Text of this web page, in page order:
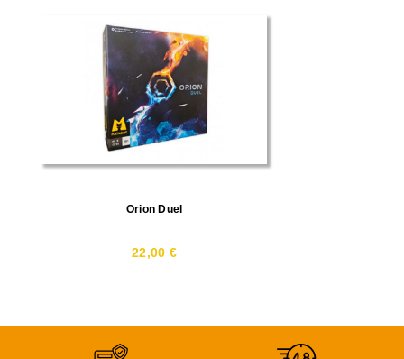
Orion Duel
22,00 €